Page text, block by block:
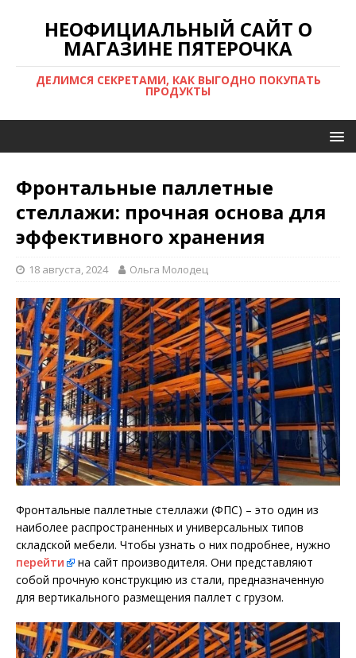
НЕОФИЦИАЛЬНЫЙ САЙТ О
МАГАЗИНЕ ПЯТЕРОЧКА
ДЕЛИМСЯ СЕКРЕТАМИ, КАК ВЫГОДНО ПОКУПАТЬ
ПРОДУКТЫ
Фронтальные паллетные
стеллажи: прочная основа для
эффективного хранения
18 августа, 2024 Ольга Молодец
Фронтальные паллетные стеллажи (ФПС) – это один из
наиболее распространенных и универсальных типов
складской мебели. Чтобы узнать о них подробнее, нужно
перейти
на сайт производителя. Они представляют
собой прочную конструкцию из стали, предназначенную
для вертикального размещения паллет с грузом.